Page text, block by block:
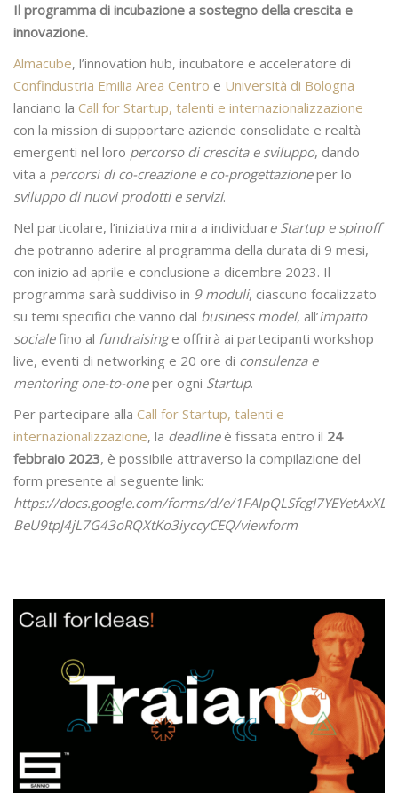
Il programma di incubazione a sostegno della crescita e
innovazione.
Almacube, l’innovation hub, incubatore e acceleratore di
Confindustria Emilia Area Centro e Università di Bologna
lanciano la Call for Startup, talenti e internazionalizzazione
con la mission di supportare aziende consolidate e realtà
emergenti nel loro percorso di crescita e sviluppo, dando
vita a percorsi di co-creazione e co-progettazioneper lo
sviluppo di nuovi prodotti e servizi.
Nel particolare, l’iniziativa mira a individuare Startup e spinoff
che potranno aderire al programma della durata di 9 mesi,
con inizio ad aprile e conclusione a dicembre 2023. Il
programma sarà suddiviso in 9 moduli, ciascuno focalizzato
su temi specifici che vanno dal business model, all’impatto
socialefino al fundraisinge offrirà ai partecipanti workshop
live, eventi di networking e 20 ore di consulenza e
mentoring one-to-oneper ogni Startup.
Per partecipare alla Call for Startup, talenti e
internazionalizzazione, la deadlineè fissata entro il 24
febbraio 2023, è possibile attraverso la compilazione del
form presente al seguente link:
https://docs.google.com/forms/d/e/
BeU9tpJ4jL7G43oRQXtKo3iyccyCEQ/viewform